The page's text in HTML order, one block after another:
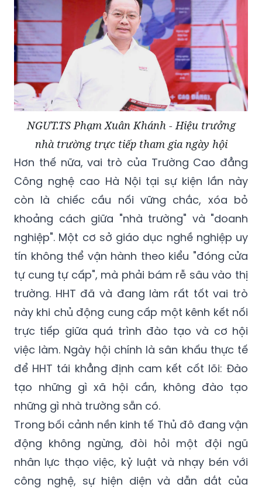
NGƯT.TS Phạm Xuân Khánh - Hiệu trưởng
nhà trường trực tiếp tham gia ngày hội
Hơn thế nữa, vai trò của Trường Cao đẳng
Công nghệ cao Hà Nội tại sự kiện lần này
còn là chiếc cầu nối vững chắc, xóa bỏ
khoảng cách giữa "nhà trường" và "doanh
nghiệp". Một cơ sở giáo dục nghề nghiệp uy
tín không thể vận hành theo kiểu "đóng cửa
tự cung tự cấp", mà phải bám rễ sâu vào thị
trường. HHT đã và đang làm rất tốt vai trò
này khi chủ động cung cấp một kênh kết nối
trực tiếp giữa quá trình đào tạo và cơ hội
việc làm. Ngày hội chính là sân khấu thực tế
để HHT tái khẳng định cam kết cốt lõi: Đào
tạo những gì xã hội cần, không đào tạo
những gì nhà trường sẵn có.
Trong bối cảnh nền kinh tế Thủ đô đang vận
động không ngừng, đòi hỏi một đội ngũ
nhân lực thạo việc, kỷ luật và nhạy bén với
công nghệ, sự hiện diện và dẫn dắt của